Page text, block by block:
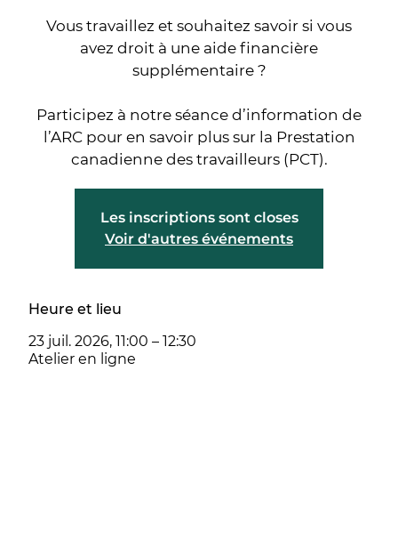
Vous travaillez et souhaitez savoir si vous
avez droit à une aide financière
supplémentaire ?
Participez à notre séance d’information de
l’ARC pour en savoir plus sur la Prestation
canadienne des travailleurs (PCT).
Les inscriptions sont closes
Voir d'autres événements
Heure et lieu
23 juil. 2026, 11:00 – 12:30
Atelier en ligne